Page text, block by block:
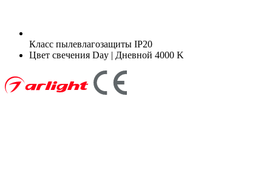
Класс пылевлагозащиты IP20
Цвет свечения Day | Дневной 4000 K